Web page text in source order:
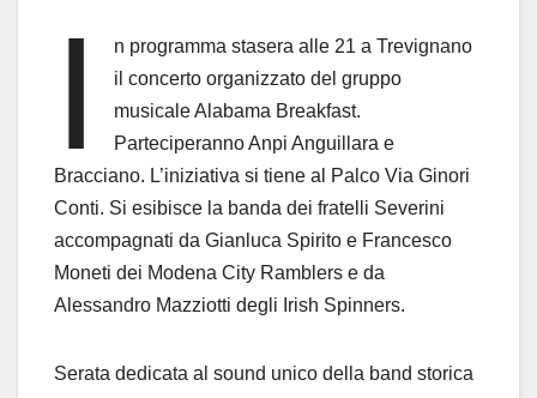
I
n programma stasera alle 21 a Trevignano
il concerto organizzato del gruppo
musicale Alabama Breakfast.
Parteciperanno Anpi Anguillara e
Bracciano. L’iniziativa si tiene al Palco Via Ginori
Conti. Si esibisce la banda dei fratelli Severini
accompagnati da Gianluca Spirito e Francesco
Moneti dei Modena City Ramblers e da
Alessandro Mazziotti degli Irish Spinners.
Serata dedicata al sound unico della band storica